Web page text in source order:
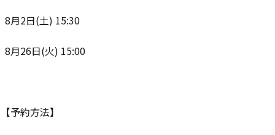
8月2日(土) 15:30
8月26日(火) 15:00
【予約方法】